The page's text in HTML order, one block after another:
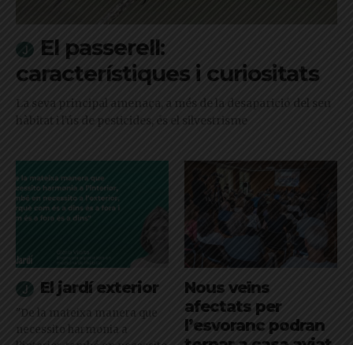
El passerell:
característiques i curiositats
La seva principal amenaça, a més de la desaparició del seu
hàbitat i l'ús de pesticides, és el silvestrisme
El jardí exterior
"De la mateixa manera que
necessito harmonia a
Nous veïns
afectats per
l’esvoranc podran